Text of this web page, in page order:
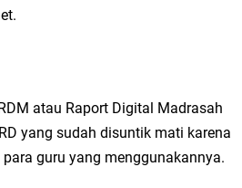
atau Raport Digital Madrasah
yang sudah disuntik mati karena
guru yang menggunakannya.